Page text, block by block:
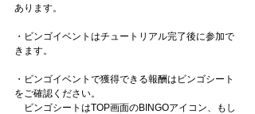
あります。
・ビンゴイベントはチュートリアル完了後に参加で
きます。
・ビンゴイベントで獲得できる報酬はビンゴシート
をご確認ください。
ビンゴシートはTOP画面のBINGOアイコン、もし